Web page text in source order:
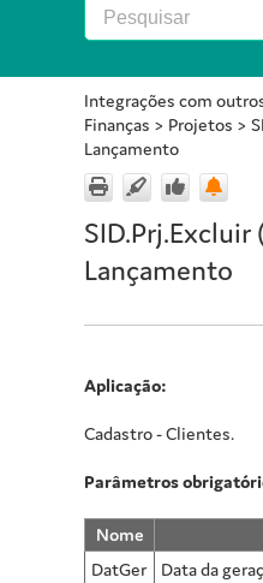
Integrações com
Finanças > Projetos >
Lançamento
SID.Prj.Excluir
Lançamento
Aplicação:
Cadastro - Clientes.
Parâmetros
Nome
DatGer
Data da